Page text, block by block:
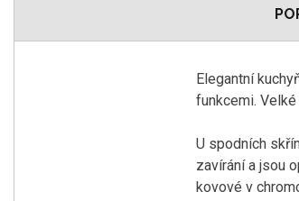
Elegantní
funkcemi.
U spodních
zavírání a jsou
kovové v